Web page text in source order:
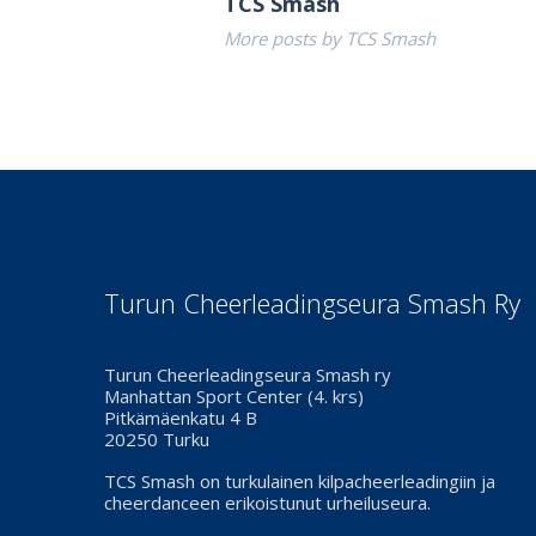
More posts by TCS Smash
Turun Cheerleadingseura Smash Ry
Turun Cheerleadingseura Smash ry
Manhattan Sport Center (4. krs)
Pitkämäenkatu 4 B
20250 Turku
TCS Smash on turkulainen kilpacheerleadingiin ja
cheerdanceen erikoistunut urheiluseura.